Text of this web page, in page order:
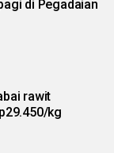
di Pegadaian
rawit
kg